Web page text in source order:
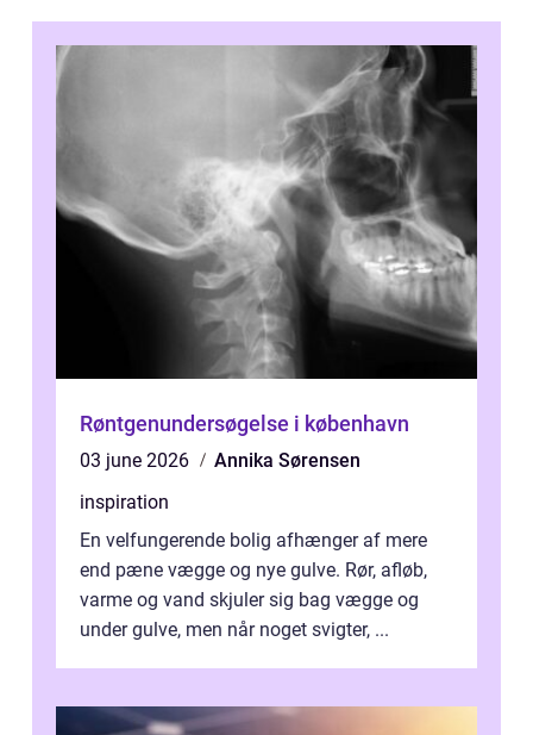
Røntgenundersøgelse i københavn
03 june 2026
Annika Sørensen
inspiration
En velfungerende bolig afhænger af mere
end pæne vægge og nye gulve. Rør, afløb,
varme og vand skjuler sig bag vægge og
under gulve, men når noget svigter, ...